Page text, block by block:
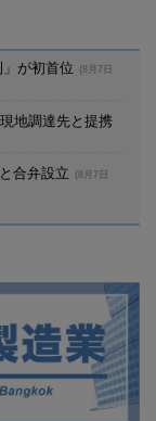
が初首位
(8月7日
地調達先と提携
合弁設立
(8月7日